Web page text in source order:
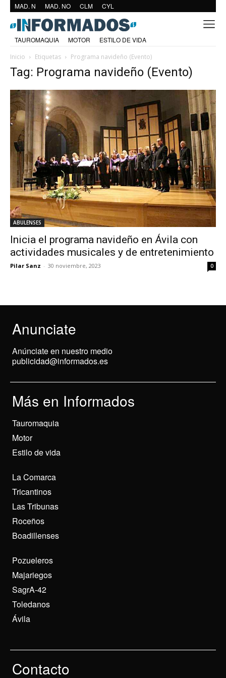
MAD. N MAD. NO CLM CYL
TAUROMAQUIA MOTOR
ESTILO DE VIDA
Inicio
Etiquetas Programa navideño (Evento)
Tag: Programa navideño (Evento)
ABULENSES
Inicia el programa navideño en Ávila con
actividades musicales y de entretenimiento
Pilar Sanz - 30 noviembre, 2023 0
Anunciate
Anúnciate en nuestro medio
publicidad@informados.es
Más en Informados
Tauromaquia
Motor
Estilo de vida
La Comarca
Tricantinos
Las Tribunas
Roceños
Boadillenses
Pozueleros
Majariegos
SagrA-42
Toledanos
Ávila
Contacto